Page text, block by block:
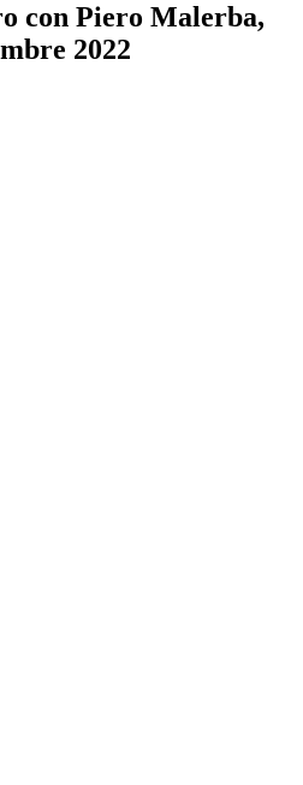
con Piero Malerba,
2022